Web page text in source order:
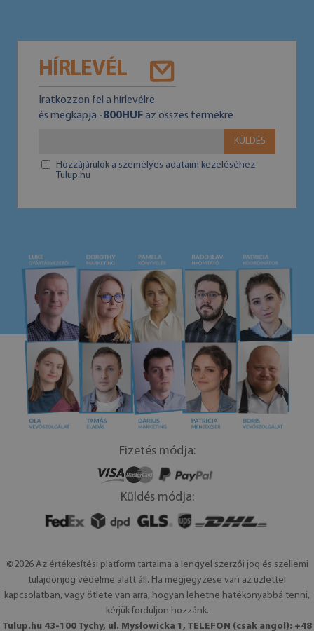
HÍRLEVÉL
Iratkozzon fel a hírlevélre
és megkapja -800HUFaz összes termékre
KÜLDÉS
Hozzájárulok a személyes adataim kezeléséhez
Tulup.hu
Fizetés módja:
Küldés módja:
©2026 Az értékesítési platform tartalma a lengyel szerzői jog és szellemi
tulajdonjog védelme alatt áll. Ha megjegyzése van az üzlettel
kapcsolatban, vagy ötlete van arra, hogyan lehetne hatékonyabbá tenni,
kérjük forduljon hozzánk.
Tulup.hu 43-100 Tychy, ul. Mysłowicka 1, TELEFON (csak angol): +48